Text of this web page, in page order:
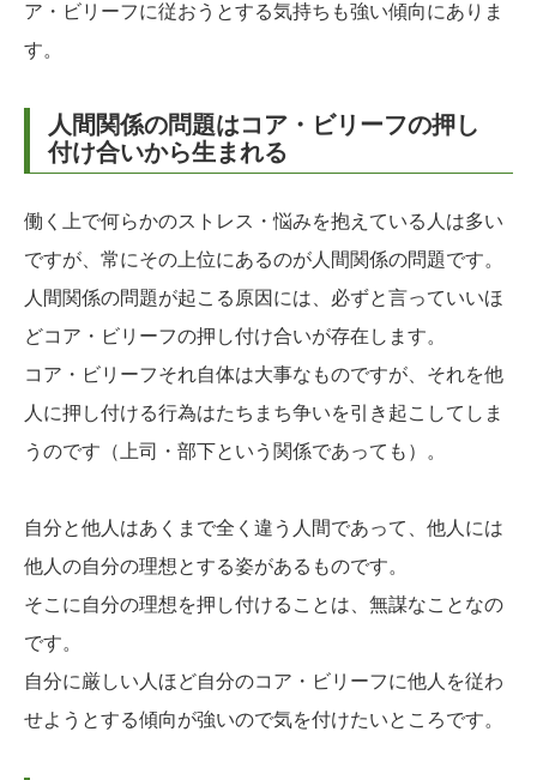
ア・ビリーフに従おうとする気持ちも強い傾向にありま
す。
人間関係の問題はコア・ビリーフの押し
付け合いから生まれる
働く上で何らかのストレス・悩みを抱えている人は多い
ですが、常にその上位にあるのが人間関係の問題です。
人間関係の問題が起こる原因には、必ずと言っていいほ
どコア・ビリーフの押し付け合いが存在します。
コア・ビリーフそれ自体は大事なものですが、それを他
人に押し付ける行為はたちまち争いを引き起こしてしま
うのです（上司・部下という関係であっても）。
自分と他人はあくまで全く違う人間であって、他人には
他人の自分の理想とする姿があるものです。
そこに自分の理想を押し付けることは、無謀なことなの
です。
自分に厳しい人ほど自分のコア・ビリーフに他人を従わ
せようとする傾向が強いので気を付けたいところです。